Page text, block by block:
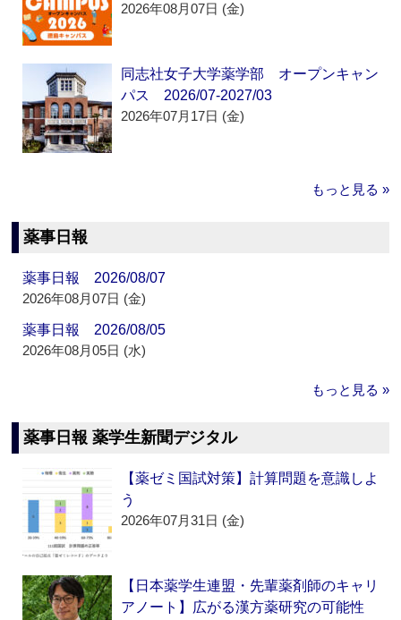
2026年08月07日 (金)
同志社女子大学薬学部 オープンキャン
パス 2026/07-2027/03
2026年07月17日 (金)
もっと見る »
薬事日報
薬事日報 2026/08/07
2026年08月07日 (金)
薬事日報 2026/08/05
2026年08月05日 (水)
もっと見る »
薬事日報 薬学生新聞デジタル
【薬ゼミ国試対策】計算問題を意識しよ
う
2026年07月31日 (金)
【日本薬学生連盟・先輩薬剤師のキャリ
アノート】広がる漢方薬研究の可能性